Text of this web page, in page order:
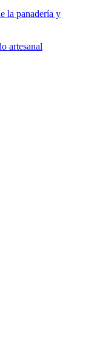
la panadería y
artesanal